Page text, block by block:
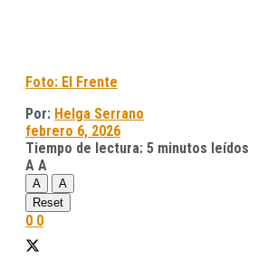
Foto: El Frente
Por: Helga Serrano
febrero 6, 2026
Tiempo de lectura: 5 minutos leídos
A A
A
A
Reset
0 0